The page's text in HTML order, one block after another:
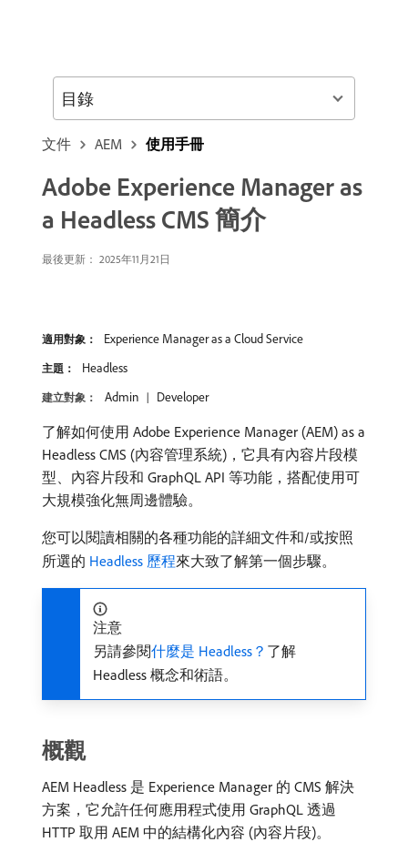
文件 AEM 使用手冊
Adobe Experience Manager as
a Headless CMS 簡介
最後更新： 2025年11月21日
適用對象： Experience Manager as a Cloud Service
主題： Headless
建立對象： Admin Developer
了解如何使用 Adobe Experience Manager (AEM) as a
Headless CMS (內容管理系統)，它具有內容片段模
型、內容片段和 GraphQL API 等功能，搭配使用可
大規模強化無周邊體驗。
您可以閱讀相關的各種功能的詳細文件和/或按照
所選的 Headless 歷程來大致了解第一個步驟。
注意
另請參閱什麼是 Headless？ 了解
Headless 概念和術語。
概觀
AEM Headless 是 Experience Manager 的 CMS 解決
方案，它允許任何應用程式使用 GraphQL 透過
HTTP 取用 AEM 中的結構化內容 (內容片段)。
目錄